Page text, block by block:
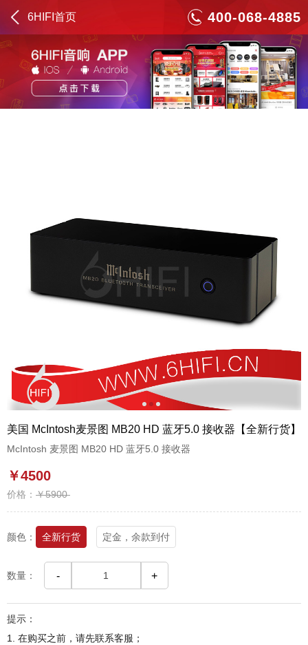
6HIFI首页 400-068-4885
1 23
美国 McIntosh麦景图 MB20 HD 蓝牙5.0 接收器【全新行货】
McIntosh 麦景图 MB20 HD 蓝牙5.0 接收器
￥4500
价格： ￥5900
颜色： 全新行货 定金，余款到付
数量： - +
提示：
1. 在购买之前，请先联系客服；